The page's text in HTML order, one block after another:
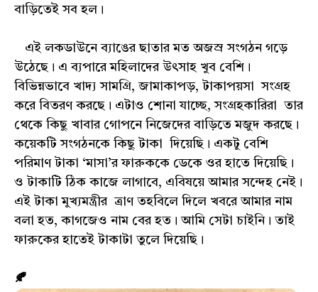
বাড়িতেই সব হল।
এই লকডাউনে ব্যাঙের ছাতার মত অজস্র সংগঠন গড়ে
উঠেছে। এ ব্যপারে মহিলাদের উৎসাহ খুব বেশি।
বিভিন্নভাবে খাদ্য সামগ্রি, জামাকাপড়, টাকাপয়সা সংগ্রহ
করে বিতরণ করছে। এটাও শোনা যাচ্ছে, সংগ্রহকারিরা তার
থেকে কিছু খাবার গোপনে নিজেদের বাড়িতে মজুদ করছে।
কয়েকটি সংগঠনকে কিছু টাকা দিয়েছি। একটু বেশি
পরিমাণ টাকা ‘মাসা’র ফারুককে ডেকে ওর হাতে দিয়েছি।
ও টাকাটি ঠিক কাজে লাগাবে, এবিষয়ে আমার সন্দেহ নেই।
এই টাকা মুখ্যমন্ত্রীর ত্রাণ তহবিলে দিলে খবরে আমার নাম
বলা হত, কাগজেও নাম বের হত। আমি সেটা চাইনি। তাই
ফারুকের হাতেই টাকাটা তুলে দিয়েছি।
🍂